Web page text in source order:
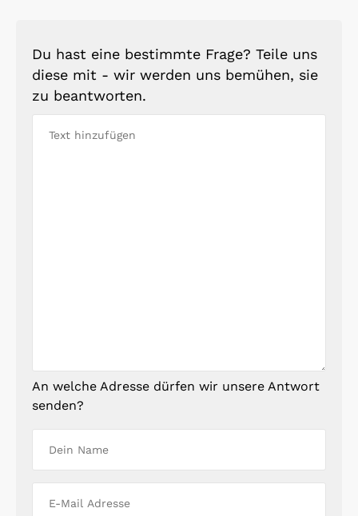
Du hast eine bestimmte Frage? Teile uns
diese mit - wir werden uns bemühen, sie
zu beantworten.
An welche Adresse dürfen wir unsere Antwort
senden?